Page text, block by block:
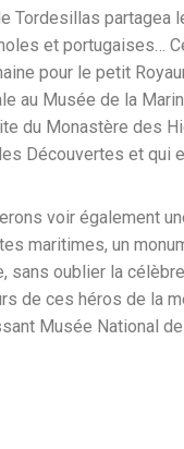
Tordesillas partagea
et portugaises…
pour le petit
au Musée de la
du Monastère des
Découvertes et
voir également
maritimes, un
sans oublier la
de ces héros de la
Musée National